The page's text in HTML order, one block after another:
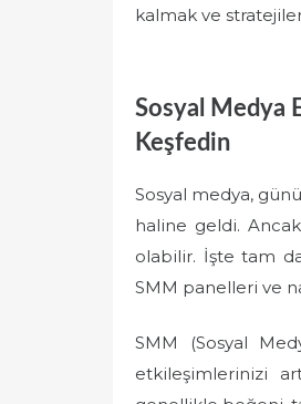
kalmak ve
Sosyal Medya
Keşfedin
Sosyal medya,
haline geldi.
olabilir. İşte tam
SMM panelleri ve
SMM (Sosyal
etkileşimlerinizi